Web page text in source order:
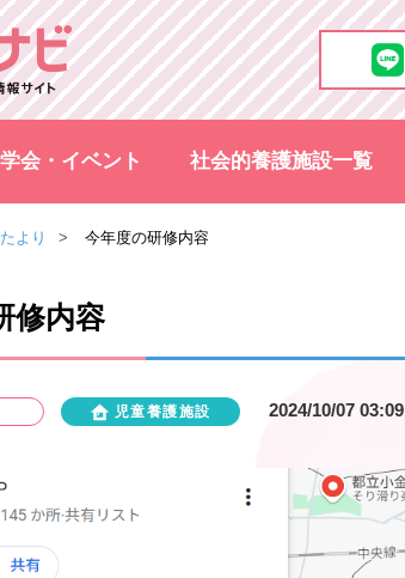
会・イベント 社会的養護施設一覧
より 今年度の研修内容
修内容
児童養護施設 2024/10/07 03:09